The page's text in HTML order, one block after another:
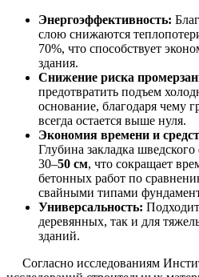
Энергоэффективность:
слою снижаются
70%, что способствует
здания.
Снижение риска
предотвратить подъем
основание, благодаря чему
всегда остается выше нуля.
Экономия времени и
Глубина закладка
30–50 см, что сокращает
бетонных работ по
свайными типами
Универсальность:
деревянных, так и для
зданий.
Согласно исследованиям